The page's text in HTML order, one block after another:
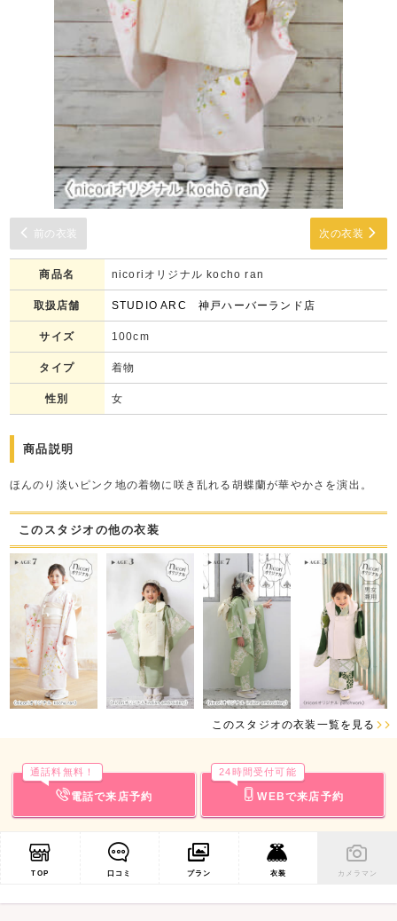
前の衣装 次の衣装
商品名 nicoriオリジナル kocho ran
取扱店舗 STUDIO ARC 神戸ハーバーランド店
サイズ 100cm
タイプ 着物
性別 女
商品説明
ほんのり淡いピンク地の着物に咲き乱れる胡蝶蘭が華やかさを演出。
このスタジオの他の衣装
このスタジオの衣装一覧を見る
電話で来店予約
通話料無料！
WEBで来店予約
24時間受付可能
TOP 口コミ プラン 衣装 カメラマン